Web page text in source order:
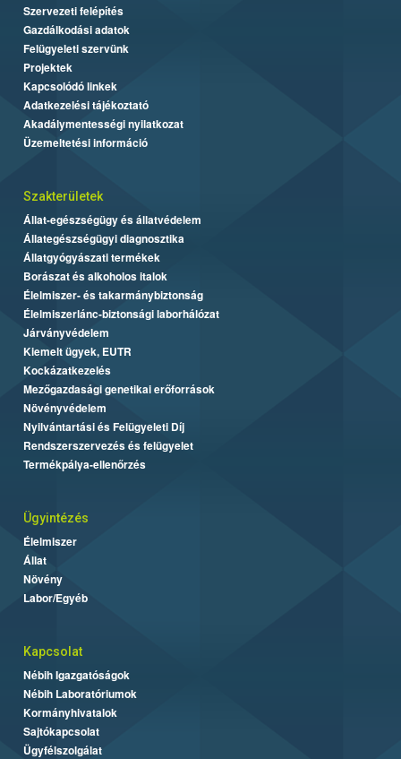
Szervezeti felépítés
Gazdálkodási adatok
Felügyeleti szervünk
Projektek
Kapcsolódó linkek
Adatkezelési tájékoztató
Akadálymentességi nyilatkozat
Üzemeltetési információ
Szakterületek
Állat-egészségügy és állatvédelem
Állategészségügyi diagnosztika
Állatgyógyászati termékek
Borászat és alkoholos italok
Élelmiszer- és takarmánybiztonság
Élelmiszerlánc-biztonsági laborhálózat
Járványvédelem
Kiemelt ügyek, EUTR
Kockázatkezelés
Mezőgazdasági genetikai erőforrások
Növényvédelem
Nyilvántartási és Felügyeleti Díj
Rendszerszervezés és felügyelet
Termékpálya-ellenőrzés
Ügyintézés
Élelmiszer
Állat
Növény
Labor/Egyéb
Kapcsolat
Nébih Igazgatóságok
Nébih Laboratóriumok
Kormányhivatalok
Sajtókapcsolat
Ügyfélszolgálat